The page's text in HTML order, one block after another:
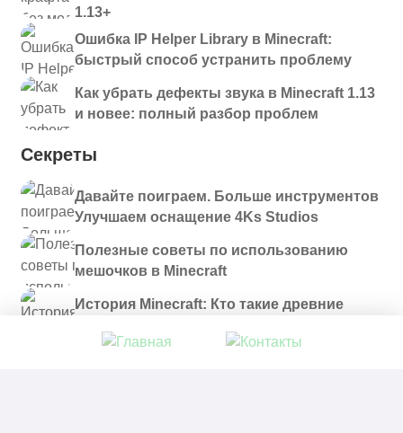
1.13+
Ошибка IP Helper Library в Minecraft:
быстрый способ устранить проблему
Как убрать дефекты звука в Minecraft 1.13
и новее: полный разбор проблем
Секреты
Давайте поиграем. Больше инструментов
Улучшаем оснащение 4Ks Studios
Полезные советы по использованию
мешочков в Minecraft
История Minecraft: Кто такие древние